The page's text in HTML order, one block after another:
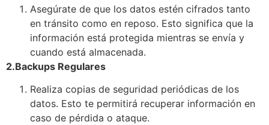
Asegúrate de que los datos estén cifrados tanto
en tránsito como en reposo. Esto significa que la
información está protegida mientras se envía y
cuando está almacenada.
2.Backups Regulares
Realiza copias de seguridad periódicas de los
datos. Esto te permitirá recuperar información en
caso de pérdida o ataque.